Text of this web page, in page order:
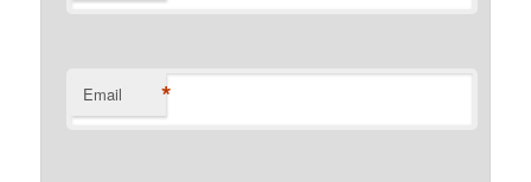
Email *